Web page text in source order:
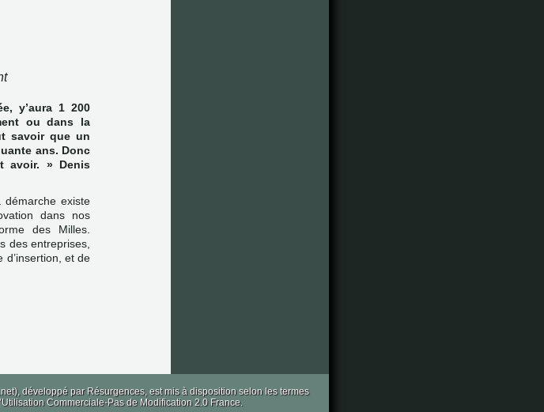
y’aura 1 200
ou dans la
savoir que un
ans. Donc
avoir. » Denis
démarche existe
dans nos
des Milles.
des entreprises,
et de
développé par Résurgences, est mis à disposition selon les termes
Commerciale-Pas de Modification 2.0 France.